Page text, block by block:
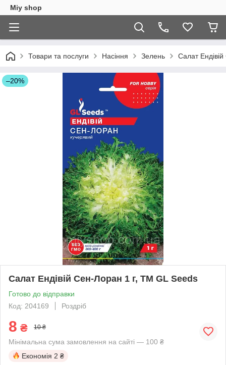
Miy shop
Товари та послуги Насіння Зелень Салат Ендiвiй
–20%
Салат Ендiвiй Сен-Лоран 1 г, TM GL Seeds
Готово до відправки
Код: 204169
Роздріб
8 ₴ 10 ₴
Мінімальна сума замовлення на сайті — 100 ₴
Економія 2 ₴